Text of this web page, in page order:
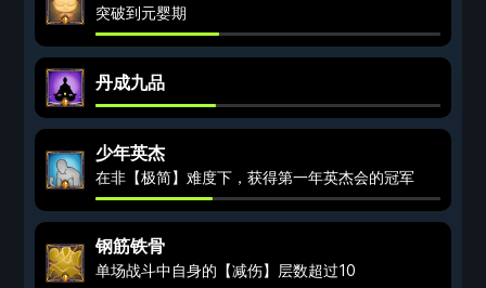
突破到元婴期
丹成九品
少年英杰
在非【极简】难度下，获得第一年英杰会的冠军
钢筋铁骨
单场战斗中自身的【减伤】层数超过10